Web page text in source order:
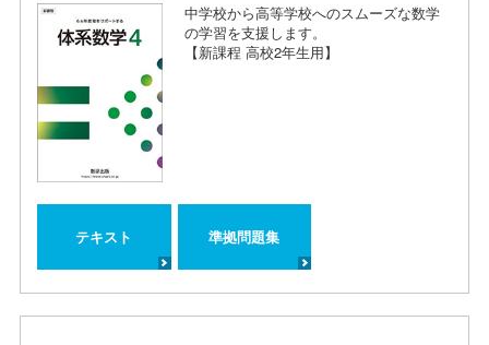
中学校から高等学校へのスムーズな数学
の学習を支援します。
【新課程 高校2年生用】
テキスト 準拠問題集